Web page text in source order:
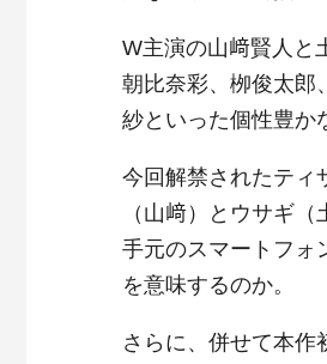
W主演の山﨑賢人と
朝比奈彩、栁俊太郎
紗といった個性豊か
今回解禁されたティ
（山﨑）とウサギ
手元のスマートフォ
を意味するのか。
さらに、併せて本作